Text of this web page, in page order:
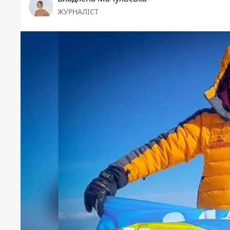
ЖУРНАЛІСТ